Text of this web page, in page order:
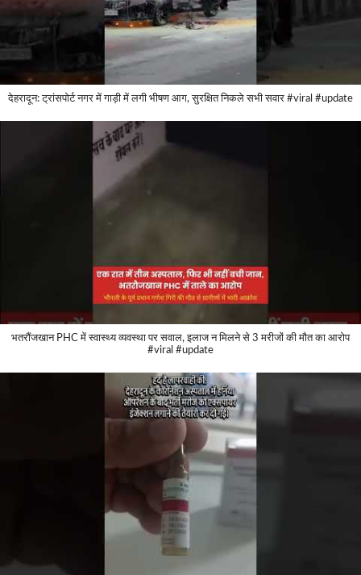
देहरादून: ट्रांसपोर्ट नगर में गाड़ी में लगी भीषण आग, सुरक्षित निकले सभी सवार #viral #update
भतरौंजखान PHC में स्वास्थ्य व्यवस्था पर सवाल, इलाज न मिलने से 3 मरीजों की मौत का आरोप
#viral #update